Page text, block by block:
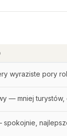
wyraziste pory
— mniej
spokojnie,